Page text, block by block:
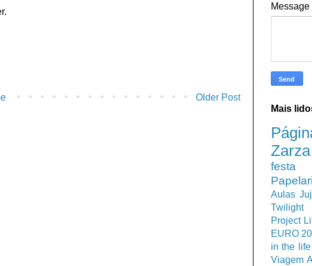
Older Post
Message
Mais
Zarza
festa
Aulas
Twilight
Project
EURO
in the life
Viagem